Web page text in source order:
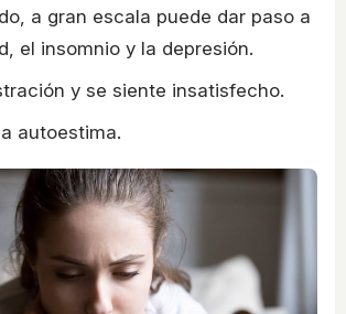
a gran escala puede dar paso a
el insomnio y la depresión.
y se siente insatisfecho.
autoestima.